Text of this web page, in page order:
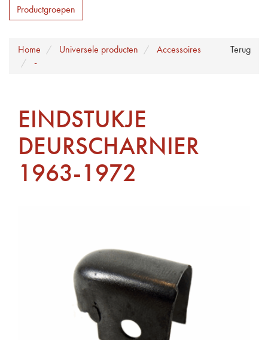
Productgroepen
Terug
Home Universele producten
Accessoires
-
EINDSTUKJE
DEURSCHARNIER
1963-1972